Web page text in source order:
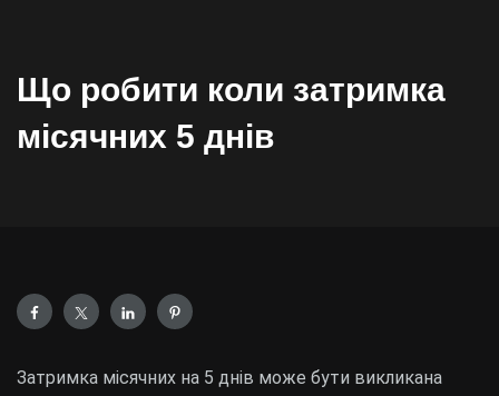
Що робити коли затримка
місячних 5 днів
Затримка місячних на 5 днів може бути викликана